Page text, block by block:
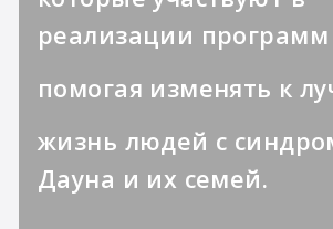
реализации
помогая изменять к
жизнь людей с
Дауна и их семей.